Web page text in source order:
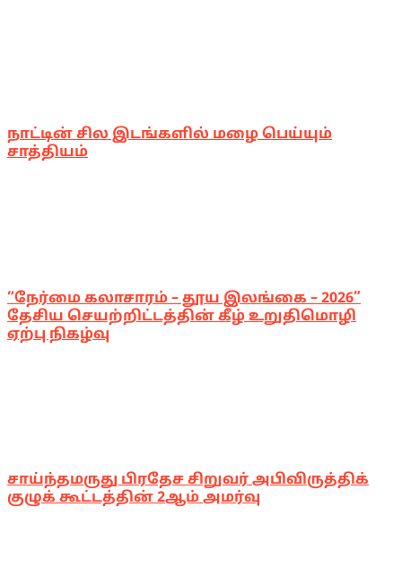
நாட்டின் சில இடங்களில் மழை பெய்யும்
சாத்தியம்
“நேர்மை கலாசாரம் – தூய இலங்கை – 2026”
தேசிய செயற்றிட்டத்தின் கீழ் உறுதிமொழி
ஏற்பு நிகழ்வு
சாய்ந்தமருது பிரதேச சிறுவர் அபிவிருத்திக்
குழுக் கூட்டத்தின் 2ஆம் அமர்வு